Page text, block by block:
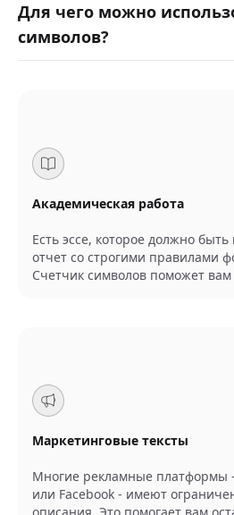
Для чего можно
символов?
Академическая работа
Есть эссе, которое должно
отчет со строгими правилами
Счетчик символов поможет вам
Маркетинговые тексты
Многие рекламные платформы -
или Facebook - имеют